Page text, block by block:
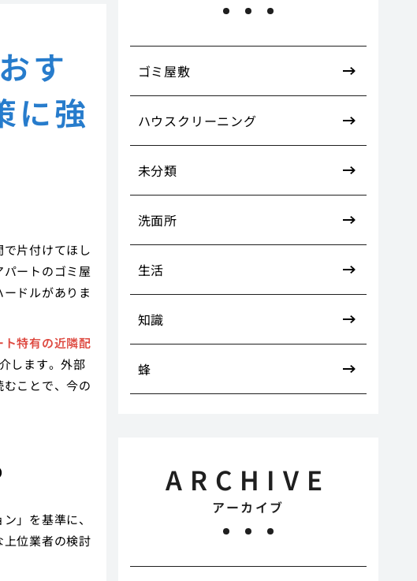
す
に強
片付けてほし
ートのゴミ屋
ドルがありま
ト特有の近隣配
します。外部
ことで、今の
」を基準に、
位業者の検討
ゴミ屋敷
ハウスクリーニング
未分類
洗面所
生活
知識
蜂
ARCHIVE
アーカイブ